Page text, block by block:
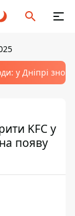
у Дніпрі
KFC у
появу